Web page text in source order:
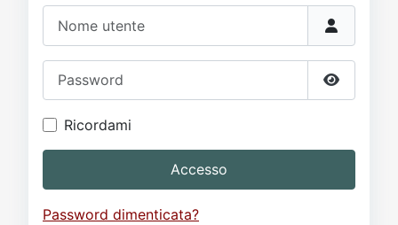
Forum
Mostra
Ricordami
Accesso
Password dimenticata?